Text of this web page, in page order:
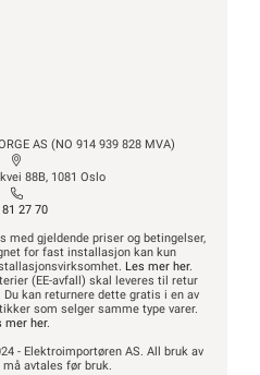
AS (NO 914 939 828 MVA)
88B, 1081 Oslo
27 70
med gjeldende priser og betingelser,
for fast installasjon kan kun
Les mer her.
(EE-avfall) skal leveres til retur
kan returnere dette gratis i en av
som selger samme type varer.
mer her.
- Elektroimportøren AS. All bruk av
avtales før bruk.